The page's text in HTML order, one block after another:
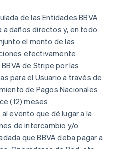
de las Entidades BBVA
a daños directos y, en todo
el monto de las
efectivamente
de Stripe por las
para el Usuario a través de
de Pagos Nacionales
(12) meses
evento que dé lugar a la
de intercambio y/o
que BBVA deba pagar a